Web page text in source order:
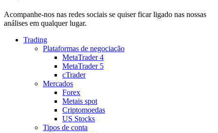
Acompanhe-nos nas redes sociais se quiser ficar ligado nas nossas
análises em qualquer lugar.
Trading
Plataformas de negociação
MetaTrader 4
MetaTrader 5
cTrader
Mercados
Forex
Metais spot
Criptomoedas
US Stocks
Tipos de conta